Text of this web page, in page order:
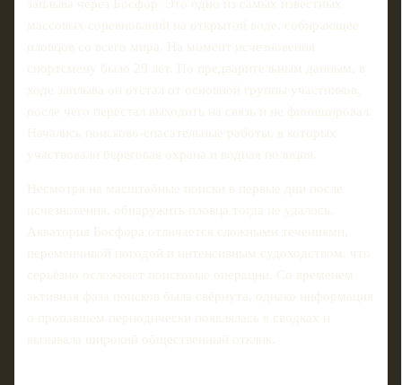
заплыва через Босфор. Это одно из самых известных
массовых соревнований на открытой воде, собирающее
пловцов со всего мира. На момент исчезновения
спортсмену было 29 лет. По предварительным данным, в
ходе заплыва он отстал от основной группы участников,
после чего перестал выходить на связь и не финишировал.
Начались поисково-спасательные работы, в которых
участвовали береговая охрана и водная полиция.
Несмотря на масштабные поиски в первые дни после
исчезновения, обнаружить пловца тогда не удалось.
Акватория Босфора отличается сложными течениями,
переменчивой погодой и интенсивным судоходством, что
серьёзно осложняет поисковые операции. Со временем
активная фаза поисков была свёрнута, однако информация
о пропавшем периодически появлялась в сводках и
вызывала широкий общественный отклик.